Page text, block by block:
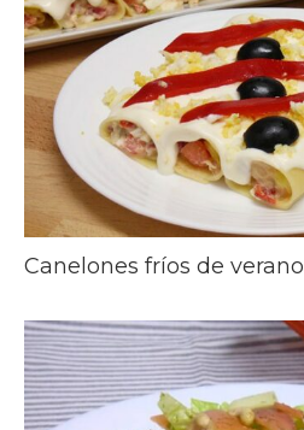
Canelones fríos de verano